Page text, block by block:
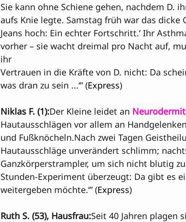
Sie kann ohne Schiene gehen, nachdem D.
aufs Knie legte. Samstag früh war das
Jeans hoch: Ein echter Fortschritt.‘ Ihr
vorher – sie wacht dreimal pro Nacht auf,
ihr
Vertrauen in die Kräfte von D. nicht: Da
was dran zu sein ...‘” (Express)
Niklas F. (1):Der Kleine leidet an
Hautausschlägen vor allem an
und Fußknöcheln.Nach zwei Tagen
Hautausschläge unverändert schlimm;
Ganzkörperstrampler, um sich nicht blutig
Stunden-Experiment überzeugt: Da gibt es
weitergeben möchte.‘” (Express)
Ruth S. (53), Hausfrau:Seit 40 Jahren plagen